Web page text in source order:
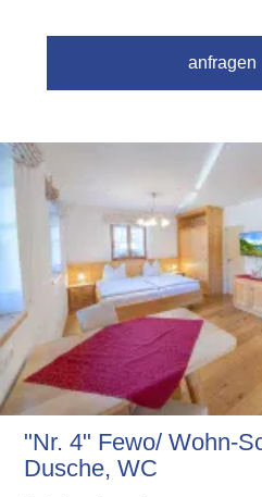
anfragen
"Nr. 4" Fewo/ Wohn-
Dusche, WC